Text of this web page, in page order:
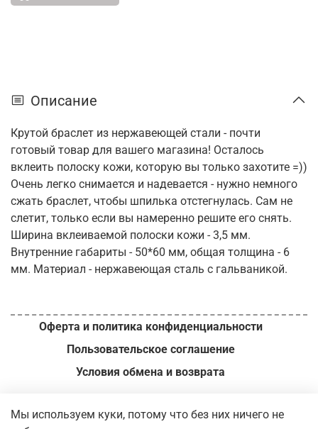
Описание
Крутой браслет из нержавеющей стали - почти
готовый товар для вашего магазина! Осталось
вклеить полоску кожи, которую вы только захотите =))
Очень легко снимается и надевается - нужно немного
сжать браслет, чтобы шпилька отстегнулась. Сам не
слетит, только если вы намеренно решите его снять.
Ширина вклеиваемой полоски кожи - 3,5 мм.
Внутренние габариты - 50*60 мм, общая толщина - 6
мм. Материал - нержавеющая сталь с гальваникой.
Оферта и политика конфиденциальности
Пользовательское соглашение
Условия обмена и возврата
Мы используем куки, потому что без них ничего не